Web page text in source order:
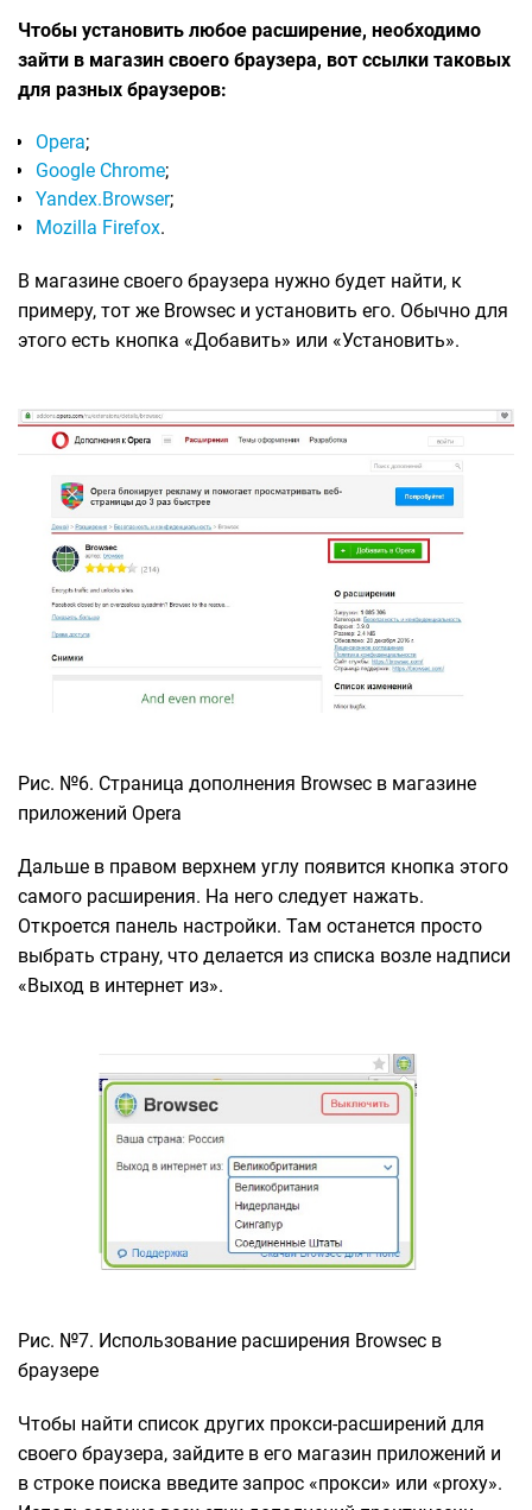
Чтобы установить любое расширение, необходимо
зайти в магазин своего браузера, вот ссылки таковых
для разных браузеров:
Opera;
Google Chrome;
Yandex.Browser;
Mozilla Firefox.
В магазине своего браузера нужно будет найти, к
примеру, тот же Browsec и установить его. Обычно для
этого есть кнопка «Добавить» или «Установить».
Рис. №6. Страница дополнения Browsec в магазине
приложений Opera
Дальше в правом верхнем углу появится кнопка этого
самого расширения. На него следует нажать.
Откроется панель настройки. Там останется просто
выбрать страну, что делается из списка возле надписи
«Выход в интернет из».
Рис. №7. Использование расширения Browsec в
браузере
Чтобы найти список других прокси-расширений для
своего браузера, зайдите в его магазин приложений и
в строке поиска введите запрос «прокси» или «proxy».